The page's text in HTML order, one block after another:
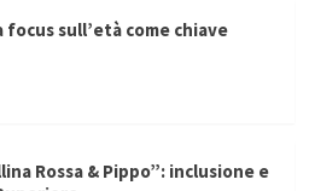
focus sull’età come chiave
Rossa & Pippo”: inclusione e